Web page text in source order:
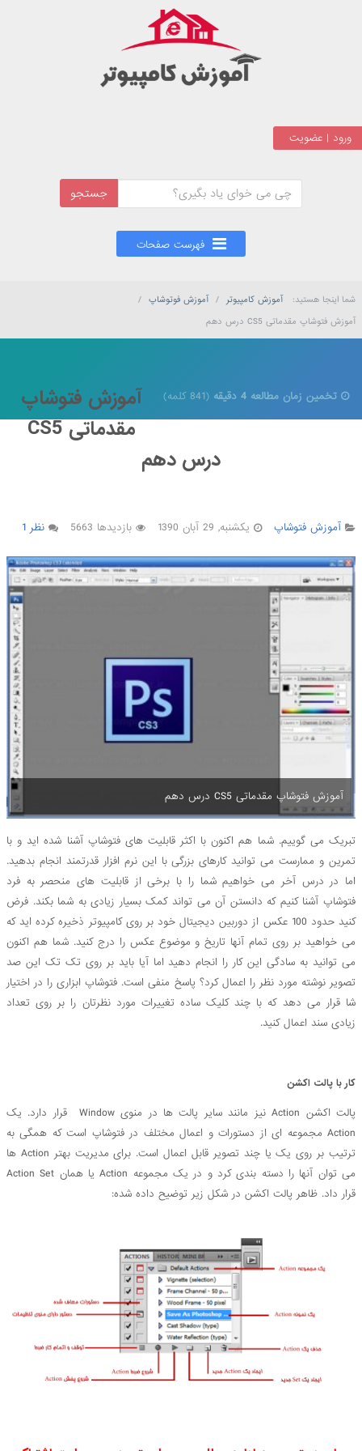
ورود | عضویت
جستجو
شما اینجا هستید: آموزش کامپیوتر / آموزش فوتوشاپ /
آموزش فتوشاپ مقدماتی CS5 درس دهم
تخمین زمان مطالعه 4 دقیقه (841 کلمه)
آموزش فتوشاپ
مقدماتی CS5
درس دهم
آموزش فتوشاپ یکشنبه, 29 آبان 1390 بازدیدها 5663 نظر 1
آموزش فتوشاپ مقدماتی CS5 درس دهم
تبریک می گوییم. شما هم اکنون با اکثر قابلیت های فتوشاپ آشنا شده اید و با
تمرین و ممارست می توانید کارهای بزرگی با این نرم افزار قدرتمند انجام بدهید.
اما در درس آخر می خواهیم شما را با برخی از قابلیت های منحصر به فرد
فتوشاپ آشنا کنیم که دانستن آن می تواند کمک بسیار زیادی به شما بکند. فرض
کنید حدود 100 عکس از دوربین دیجیتال خود بر روی کامپیوتر ذخیره کرده اید که
می خواهید بر روی تمام آنها تاریخ و موضوع عکس را درج کنید. شما هم اکنون
می توانید به سادگی این کار را انجام دهید اما آیا باید بر روی تک تک این صد
تصویر نوشته مورد نظر را اعمال کرد؟ پاسخ منفی است. فتوشاپ ابزاری را در اختیار
شا قرار می دهد که با چند کلیک ساده تغییرات مورد نظرتان را بر روی تعداد
زیادی سند اعمال کنید.
کار با پالت اکشن
پالت اکشن Action نیز مانند سایر پالت ها در منوی Window قرار دارد. یک
Action مجموعه ای از دستورات و اعمال مختلف در فتوشاپ است که همگی به
ترتیب بر روی یک یا چند تصویر قابل اعمال است. برای مدیریت بهتر Action ها
می توان آنها را دسته بندی کرد و در یک مجموعه Action یا همان Action Set
قرار داد. ظاهر پالت اکشن در شکل زیر توضیح داده شده: